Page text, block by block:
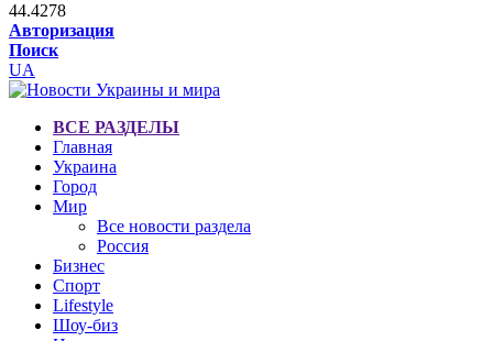
44.4278
Авторизация
Поиск
UA
ВСЕ РАЗДЕЛЫ
Главная
Украина
Город
Мир
Все новости раздела
Россия
Бизнес
Спорт
Lifestyle
Шоу-биз